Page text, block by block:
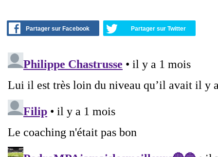
Partager sur Facebook Partager sur Twitter